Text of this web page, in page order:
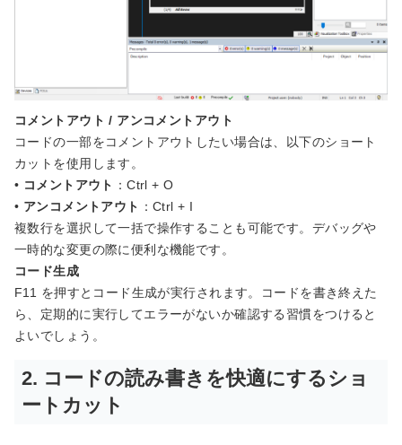
コメントアウト / アンコメントアウト
コードの一部をコメントアウトしたい場合は、以下のショート
カットを使用します。
• コメントアウト ：Ctrl + O
• アンコメントアウト ：Ctrl + I
複数行を選択して一括で操作することも可能です。デバッグや
一時的な変更の際に便利な機能です。
コード生成
F11 を押すとコード生成が実行されます。コードを書き終えた
ら、定期的に実行してエラーがないか確認する習慣をつけると
よいでしょう。
2. コードの読み書きを快適にするショ
ートカット